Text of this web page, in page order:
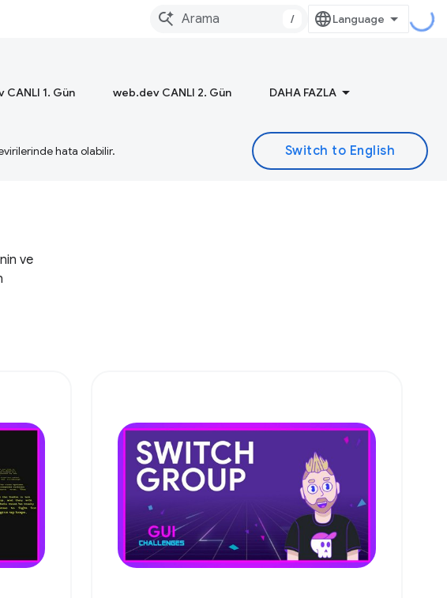
/
CANLI 1. Gün web.dev CANLI 2. Gün DAHA FAZLA
hata olabilir.
ve